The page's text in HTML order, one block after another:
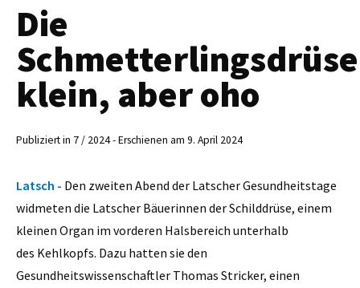
Die
klein, aber oho
Publiziert in 7 / 2024 - Erschienen am 9. April 2024
Latsch - Den zweiten Abend der Latscher Gesundheitstage
widmeten die Latscher Bäuerinnen der Schilddrüse, einem
kleinen Organ im vorderen Halsbereich unterhalb
des Kehlkopfs. Dazu hatten sie den
Gesundheitswissenschaftler Thomas Stricker, einen